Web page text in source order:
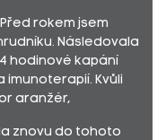
Před rokem jsem
Následovala
hodinové kapání
Kvůli
aranžér,
znovu do tohoto